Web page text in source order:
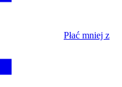
Płać mniej z